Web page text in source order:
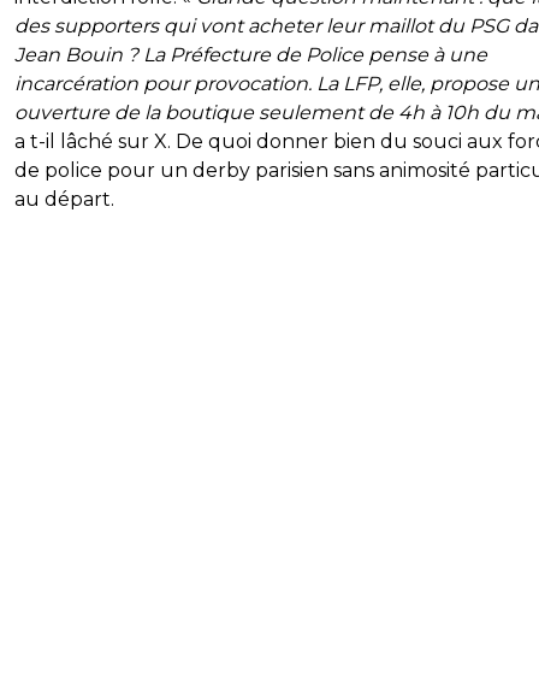
des supporters qui vont acheter leur maillot du PSG
Jean Bouin ? La Préfecture de Police pense à une
incarcération pour provocation. La LFP, elle, propose
ouverture de la boutique seulement de 4h à 10h du
a t-il lâché sur X. De quoi donner bien du souci aux
de police pour un derby parisien sans animosité
au départ.